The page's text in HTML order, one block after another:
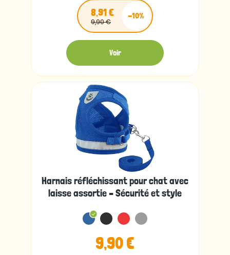
8,91 €
9,90 €
-10%
Voir
Harnais réfléchissant pour chat avec
laisse assortie – Sécurité et style
9,90 €